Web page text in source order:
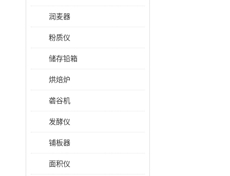
润麦器
粉质仪
储存铅箱
烘焙炉
砻谷机
发酵仪
铺板器
面积仪